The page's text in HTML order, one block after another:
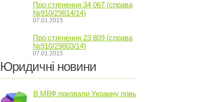
Про стягнення 34 067 (справа
№910/29814/14)
07.01.2015
Про стягнення 23 809 (справа
№910/29803/14)
07.01.2015
Юридичні новини
В МВФ призвали Украину повысить ...